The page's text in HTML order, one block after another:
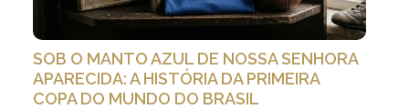
SOB O MANTO AZUL DE NOSSA SENHORA
APARECIDA: A HISTÓRIA DA PRIMEIRA
COPA DO MUNDO DO BRASIL